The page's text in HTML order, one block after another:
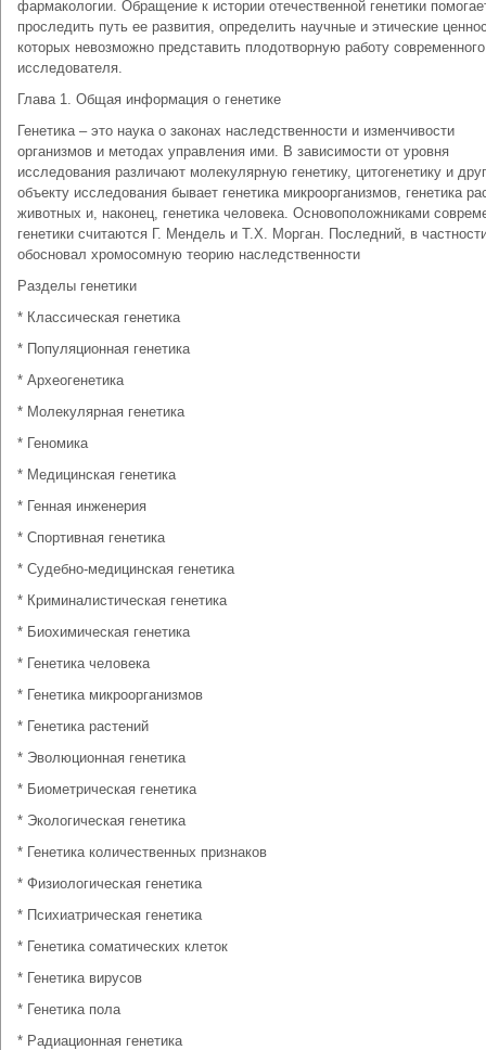
фармакологии. Обращение к истории отечественной генетики
проследить путь ее развития, определить научные и этические
которых невозможно представить плодотворную работу современного
исследователя.
Глава 1. Общая информация о генетике
Генетика – это наука о законах наследственности и изменчивости
организмов и методах управления ими. В зависимости от уровня
исследования различают молекулярную генетику, цитогенетику и
объекту исследования бывает генетика микроорганизмов, генетика
животных и, наконец, генетика человека. Основоположниками
генетики считаются Г. Мендель и Т.Х. Морган. Последний, в
обосновал хромосомную теорию наследственности
Разделы генетики
* Классическая генетика
* Популяционная генетика
* Археогенетика
* Молекулярная генетика
* Геномика
* Медицинская генетика
* Генная инженерия
* Спортивная генетика
* Судебно-медицинская генетика
* Криминалистическая генетика
* Биохимическая генетика
* Генетика человека
* Генетика микроорганизмов
* Генетика растений
* Эволюционная генетика
* Биометрическая генетика
* Экологическая генетика
* Генетика количественных признаков
* Физиологическая генетика
* Психиатрическая генетика
* Генетика соматических клеток
* Генетика вирусов
* Генетика пола
* Радиационная генетика